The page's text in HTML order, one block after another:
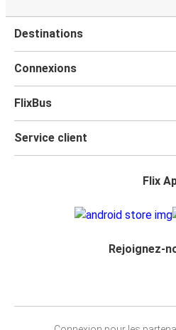
Destinations
Connexions
FlixBus
Service client
Flix
Rejoignez-